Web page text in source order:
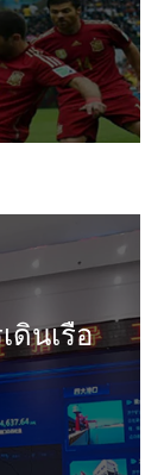
ดินเรือ